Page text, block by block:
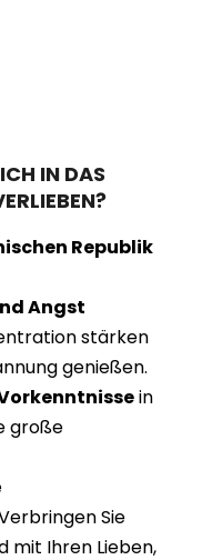
IN DAS
Republik
Angst
stärken
genießen.
in
große
Sie
mit Ihren Lieben,